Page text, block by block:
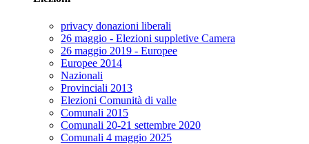
privacy donazioni liberali
26 maggio - Elezioni suppletive Camera
26 maggio 2019 - Europee
Europee 2014
Nazionali
Provinciali 2013
Elezioni Comunità di valle
Comunali 2015
Comunali 20-21 settembre 2020
Comunali 4 maggio 2025